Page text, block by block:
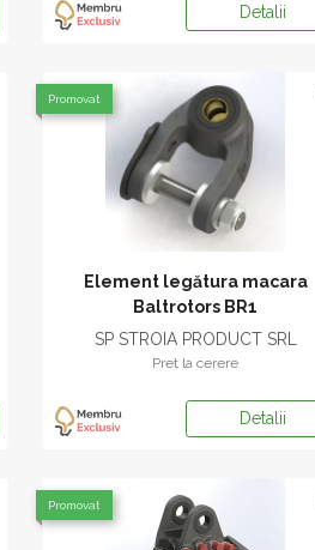
Detalii
Element legătura macara
Baltrotors BR1
SP STROIA PRODUCT SRL
Pret la cerere
Detalii
Promovat
Promovat